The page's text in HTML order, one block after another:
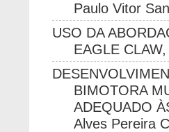
Paulo Vitor
USO DA
EAGLE
BIMOTORA
ADEQUADO
Alves Pereira